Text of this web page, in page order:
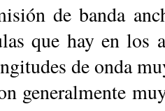
de banda
que hay en los
de onda
general­mente